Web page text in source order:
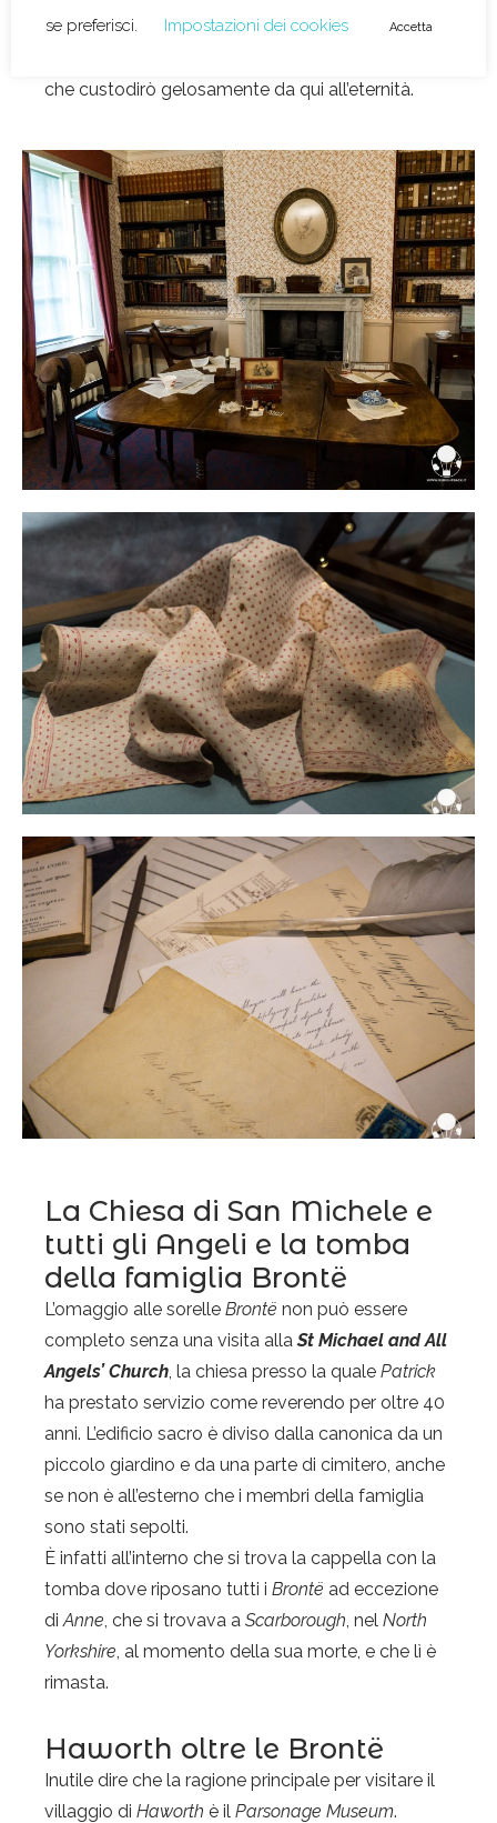
acquistato proprio lì. Secondo voi potevo
che custodirò gelosamente da qui all’eternità.
La Chiesa di San Michele e
tutti gli Angeli e la tomba
della famiglia Brontë
L’omaggio alle sorelle Brontë non può essere
completo senza una visita allaSt Michael and All
Angels’Church , la chiesa presso la quale Patrick
ha prestato servizio come reverendo per oltre 40
anni. L’edificio sacro è diviso dalla canonica da un
piccolo giardino e da una parte di cimitero, anche
se non è all’esterno che i membri della famiglia
sono stati sepolti.
È infatti all’interno che si trova la cappella con la
tomba dove riposano tutti i Brontë ad eccezione
di Anne , che si trovava a Scarborough , nel North
Yorkshire , al momento della sua morte, e che lì è
rimasta.
Haworth oltre le Brontë
Inutile dire che la ragione principale per visitare il
villaggio di Haworth è il Parsonage Museum.